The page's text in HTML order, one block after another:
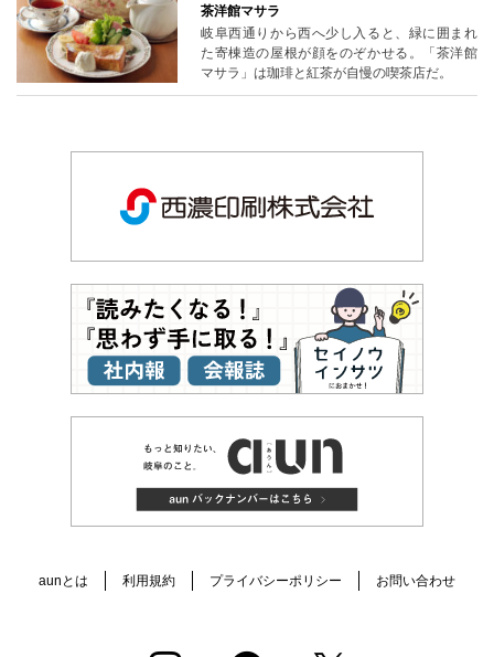
茶洋館マサラ
岐阜西通りから西へ少し入ると、緑に囲まれ
た寄棟造の屋根が顔をのぞかせる。「茶洋館
マサラ」は珈琲と紅茶が自慢の喫茶店だ。
aunとは 利用規約 プライバシーポリシー お問い合わせ